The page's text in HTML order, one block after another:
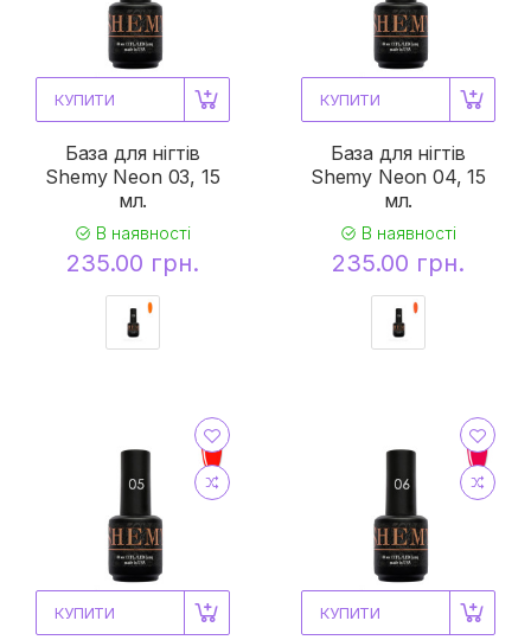
КУПИТИ
База для нігтів
Shemy Neon 03, 15
мл.
В наявності
235.00 грн.
КУПИТИ
База для нігтів
Shemy Neon 04, 15
мл.
В наявності
235.00 грн.
КУПИТИ КУПИТИ